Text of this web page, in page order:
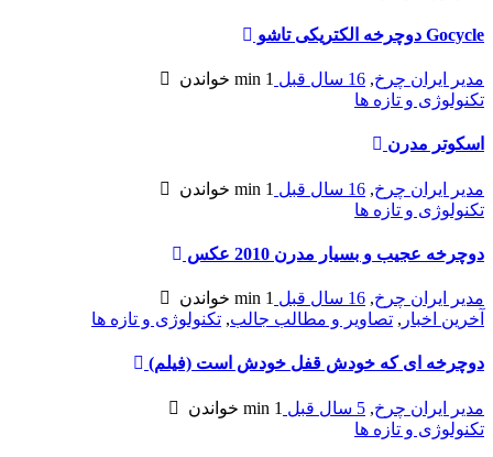
Gocycle دوچرخه الکتریکی تاشو
مدیر ایران چرخ, 16 سال قبل 1 min
خواندن
تکنولوژی و تازه ها
اسکوتر مدرن
مدیر ایران چرخ, 16 سال قبل 1 min
خواندن
تکنولوژی و تازه ها
دوچرخه عجیب و بسیار مدرن 2010 عكس
مدیر ایران چرخ, 16 سال قبل 1 min
خواندن
آخرین اخبار , تصاویر و مطالب جالب, تکنولوژی و تازه ها
دوچرخه ای که خودش قفل خودش است (فیلم)
مدیر ایران چرخ, 5 سال قبل 1 min
خواندن
تکنولوژی و تازه ها